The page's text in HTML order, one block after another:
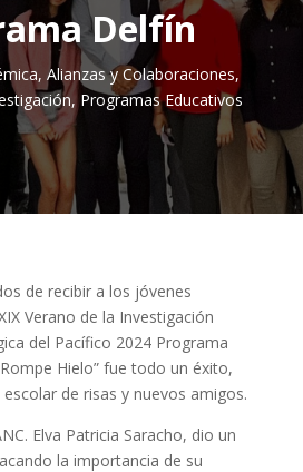
Delfín
,Alianzas y Colaboraciones,
, Programas Educativos
de recibir a los jóvenes
Verano de la Investigación
del Pacífico 2024 Programa
Hielo” fue todo un éxito,
de risas y nuevos amigos.
Elva Patricia Saracho, dio un
la importancia de su